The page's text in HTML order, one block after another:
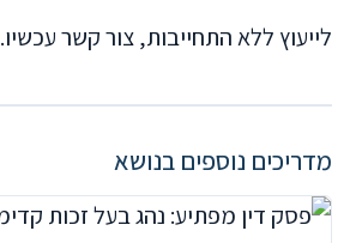
לייעוץ ללא התחייבות, צור קשר עכשיו.
מדריכים נוספים בנושא